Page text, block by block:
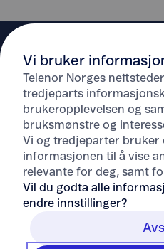
Hjelp
Om Telenor
Vi bruker
Telenor Norges
tredjeparts
brukeropplevelsen og
bruksmønstre og
Vi og tredjeparter bruker
informasjonen til å vise
relevante for deg, samt
Vil du godta alle
endre innstillinger?